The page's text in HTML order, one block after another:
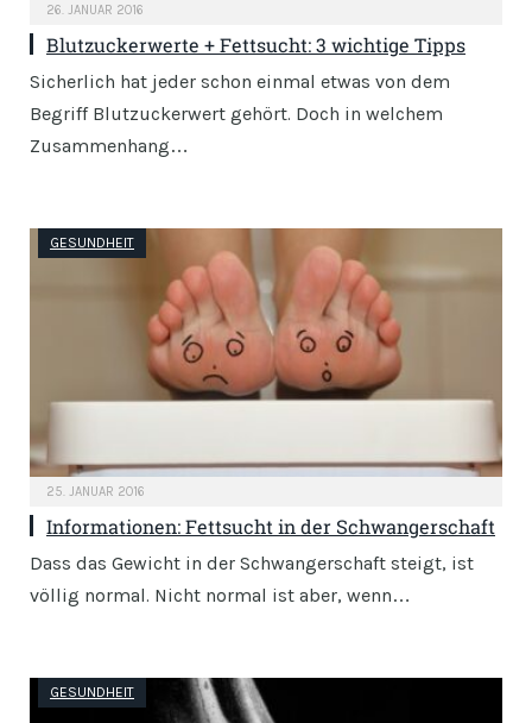
26. JANUAR 2016
Blutzuckerwerte + Fettsucht: 3 wichtige Tipps
Sicherlich hat jeder schon einmal etwas von dem
Begriff Blutzuckerwert gehört. Doch in welchem
Zusammenhang…
GESUNDHEIT
25. JANUAR 2016
Informationen: Fettsucht in der Schwangerschaft
Dass das Gewicht in der Schwangerschaft steigt, ist
völlig normal. Nicht normal ist aber, wenn…
GESUNDHEIT